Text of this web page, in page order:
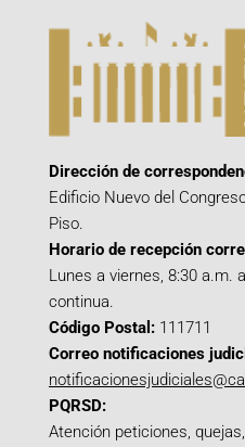
Dirección de
Edificio Nuevo del
Piso.
Horario de recepción
Lunes a viernes, 8:30 a.m.
continua.
Código Postal: 111711
Correo notificaciones
PQRSD:
Atención peticiones,